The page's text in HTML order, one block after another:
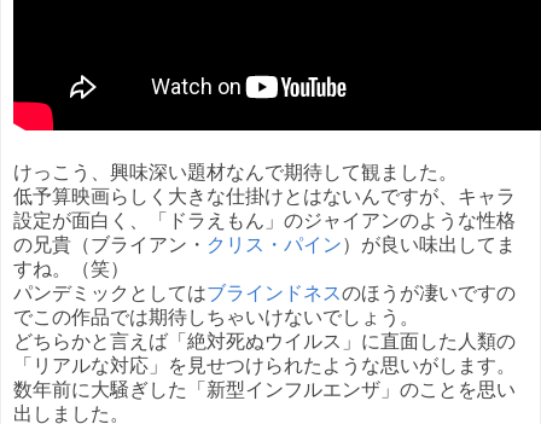
けっこう、興味深い題材なんで期待して観ました。
低予算映画らしく大きな仕掛けとはないんですが、キャラ
設定が面白く、「ドラえもん」のジャイアンのような性格
の兄貴（ブライアン・ クリス・パイン）が良い味出してま
すね。（笑）
パンデミックとしてはブラインドネスのほうが凄いですの
でこの作品では期待しちゃいけないでしょう。
どちらかと言えば「絶対死ぬウイルス」に直面した人類の
「リアルな対応」を見せつけられたような思いがします。
数年前に大騒ぎした「新型インフルエンザ」のことを思い
出しました。